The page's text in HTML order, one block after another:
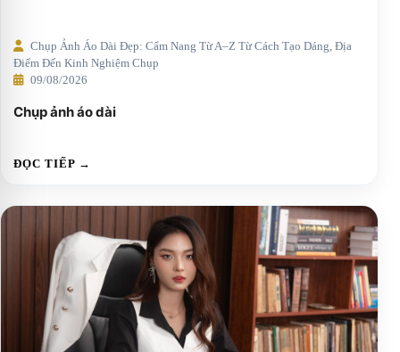
Chụp Ảnh Áo Dài Đẹp: Cẩm Nang Từ A–Z Từ Cách Tạo Dáng, Địa
Điểm Đến Kinh Nghiệm Chụp
09/08/2026
Chụp ảnh áo dài
ĐỌC TIẾP →